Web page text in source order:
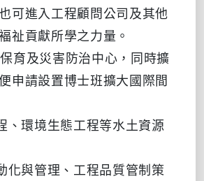
可進入工程顧問公司及其他
祉貢獻所學之力量。
育及災害防治中心，同時擴
申請設置博士班擴大國際間
、環境生態工程等水土資源
化與管理、工程品質管制策